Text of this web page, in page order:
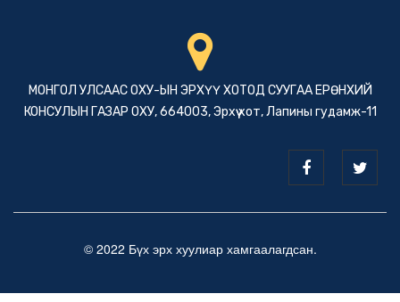
МОНГОЛ УЛСААС ОХУ-ЫН ЭРХҮҮ ХОТОД СУУГАА ЕРӨНХИЙ
КОНСУЛЫН ГАЗАР ОХУ, 664003, Эрхүү хот, Лапины гудамж-11
© 2022 Бүх эрх хуулиар хамгаалагдсан.